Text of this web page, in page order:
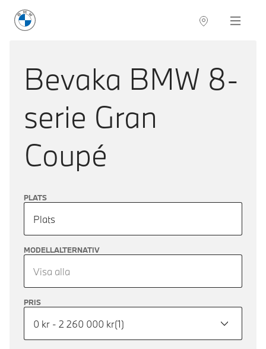
BMW Sverige Navigation
Bevaka BMW 8-
serie Gran
Coupé
PLATS
Plats
MODELLALTERNATIV
Visa alla
PRIS
0 kr - 2 260 000 kr(1)